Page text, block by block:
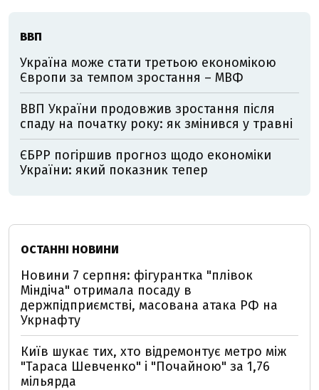
ВВП
Україна може стати третьою економікою
Європи за темпом зростання – МВФ
ВВП України продовжив зростання після
спаду на початку року: як змінився у травні
ЄБРР погіршив прогноз щодо економіки
України: який показник тепер
ОСТАННІ НОВИНИ
Новини 7 серпня: фігурантка "плівок
Міндіча" отримала посаду в
держпідприємстві, масована атака РФ на
Укрнафту
Київ шукає тих, хто відремонтує метро між
"Тараса Шевченко" і "Почайною" за 1,76
мільярда